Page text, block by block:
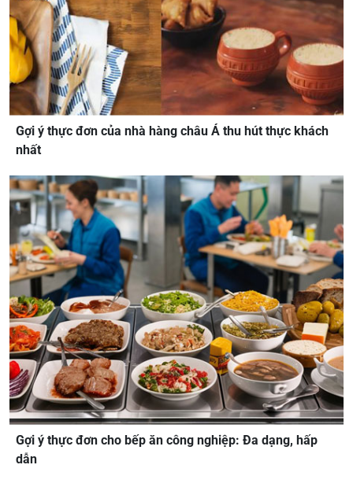
Gợi ý thực đơn của nhà hàng châu Á thu hút thực khách
nhất
Gợi ý thực đơn cho bếp ăn công nghiệp: Đa dạng, hấp
dẫn